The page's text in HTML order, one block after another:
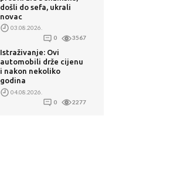
došli do sefa, ukrali
novac
03.08.2026.
0
3567
Istraživanje: Ovi
automobili drže cijenu
i nakon nekoliko
godina
04.08.2026.
0
2277